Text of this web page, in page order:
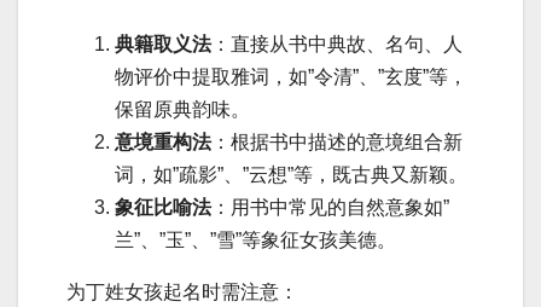
典籍取义法：直接从书中典故、名句、人
物评价中提取雅词，如”令清”、”玄度”等，
保留原典韵味。
意境重构法：根据书中描述的意境组合新
词，如”疏影”、”云想”等，既古典又新颖。
象征比喻法：用书中常见的自然意象如”
兰”、”玉”、”雪”等象征女孩美德。
为丁姓女孩起名时需注意：